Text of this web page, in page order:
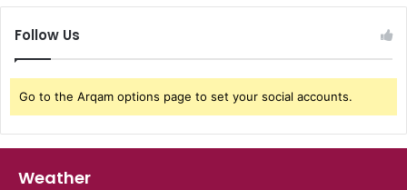
Follow Us
Go to the Arqam options page to set your social accounts.
Weather